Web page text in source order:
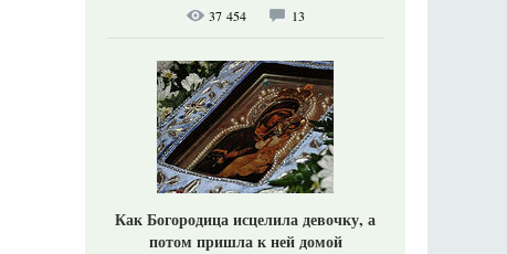
37 454 13
Как Богородица исцелила девочку, а
потом пришла к ней домой